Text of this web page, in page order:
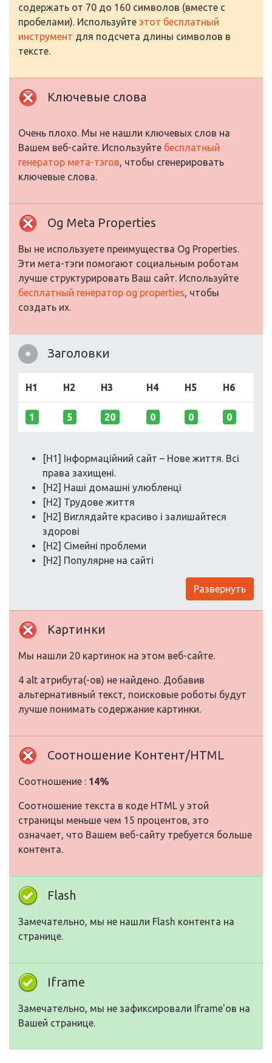
содержать от 70 до 160 символов (вместе с
пробелами). Используйте этот бесплатный
инструмент для подсчета длины символов в
тексте.
Ключевые слова
Очень плохо. Мы не нашли ключевых слов на
Вашем веб-сайте. Используйте бесплатный
генератор мета-тэгов, чтобы сгенерировать
ключевые слова.
Og Meta Properties
Вы не используете преимущества Og Properties.
Эти мета-тэги помогают социальным роботам
лучше структурировать Ваш сайт. Используйте
бесплатный генератор og properties, чтобы
создать их.
Заголовки
H1 H2 H3 H4 H5 H6
1 5 20 0 0 0
[H1] Інформаційний сайт – Нове життя. Всі
права захищені.
[H2] Наші домашні улюбленці
[H2] Трудове життя
[H2] Виглядайте красиво і залишайтеся
здорові
[H2] Сімейні проблеми
[H2] Популярне на сайті
Развернуть
Картинки
Мы нашли 20 картинок на этом веб-сайте.
4 alt атрибута(-ов) не найдено. Добавив
альтернативный текст, поисковые роботы будут
лучше понимать содержание картинки.
Соотношение Контент/HTML
Соотношение : 14%
Соотношение текста в коде HTML у этой
страницы меньше чем 15 процентов, это
означает, что Вашем веб-сайту требуется больше
контента.
Flash
Замечательно, мы не нашли Flash контента на
странице.
Iframe
Замечательно, мы не зафиксировали Iframe'ов на
Вашей странице.